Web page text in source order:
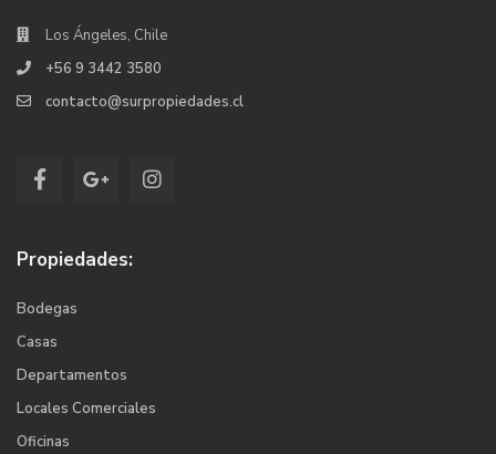
Los Ángeles, Chile
+56 9 3442 3580
contacto@surpropiedades.cl
Propiedades:
Bodegas
Casas
Departamentos
Locales Comerciales
Oficinas